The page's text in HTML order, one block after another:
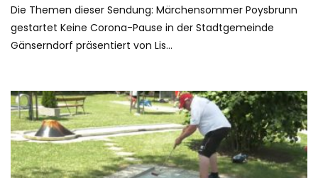
Die Themen dieser Sendung: Märchensommer Poysbrunn
gestartet Keine Corona-Pause in der Stadtgemeinde
Gänserndorf präsentiert von Lis...